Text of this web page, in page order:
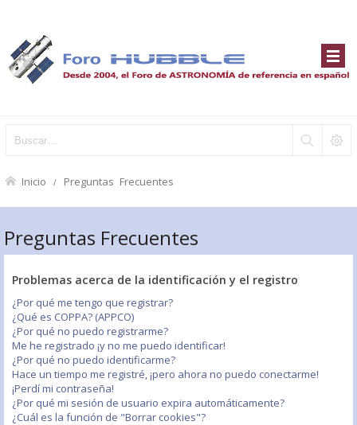
Inicio Preguntas Frecuentes
Preguntas Frecuentes
Problemas acerca de la identificación y el registro
¿Por qué me tengo que registrar?
¿Qué es COPPA? (APPCO)
¿Por qué no puedo registrarme?
Me he registrado ¡y no me puedo identificar!
¿Por qué no puedo identificarme?
Hace un tiempo me registré, ¡pero ahora no puedo conectarme!
¡Perdí mi contraseña!
¿Por qué mi sesión de usuario expira automáticamente?
¿Cuál es la función de "Borrar cookies"?